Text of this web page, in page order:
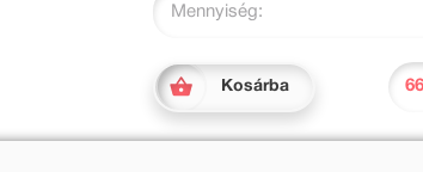
Mennyiség:
Kosárba